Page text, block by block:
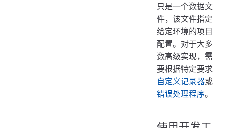
只是一个数据文
件，该文件指定
给定环境的项目
配置。对于大多
数高级实现，需
要根据特定要求
自定义记录器或
错误处理程序。